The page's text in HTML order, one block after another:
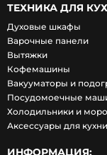
ТЕХНИКА ДЛЯ
Духовые шкафы
Варочные панели
Вытяжки
Кофемашины
Вакууматоры и
Посудомоечные
Холодильники и
Аксессуары для кухни
ИНФОРМАЦИЯ: